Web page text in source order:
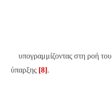
υπογραμμίζοντας στη ροή
ύπαρξης [8].